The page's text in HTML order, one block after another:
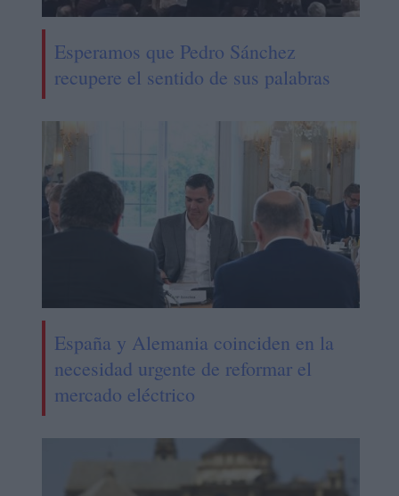
Esperamos que Pedro Sánchez
recupere el sentido de sus palabras
España y Alemania coinciden en la
necesidad urgente de reformar el
mercado eléctrico